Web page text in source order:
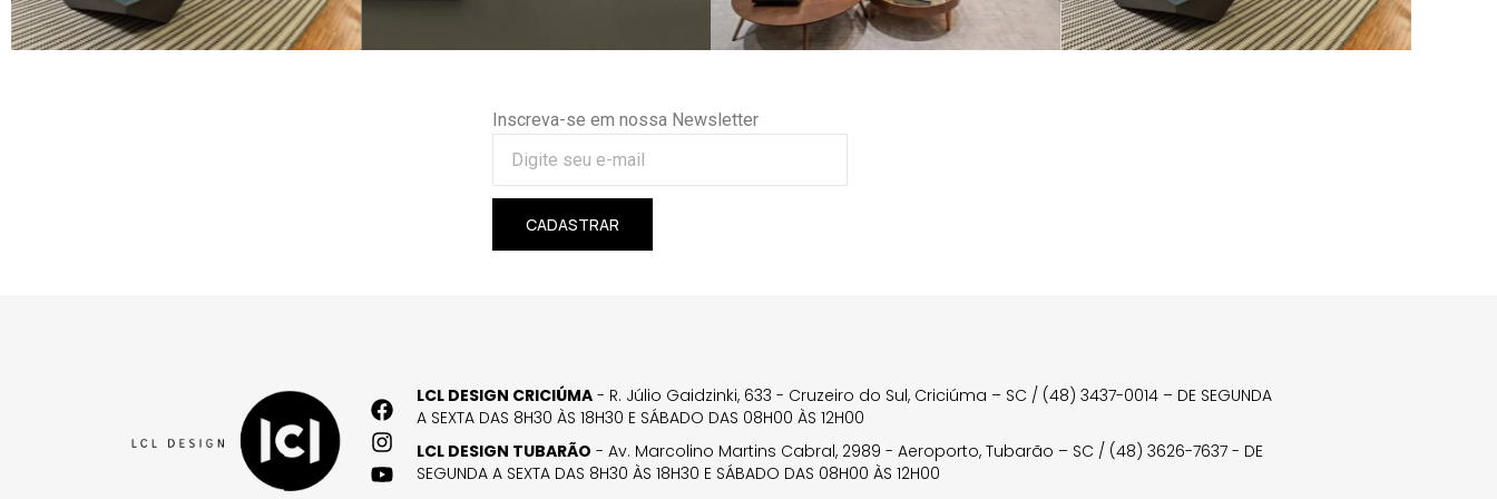
Inscreva-se em nossa Newsletter
CADASTRAR
LCL DESIGN CRICIÚMA - R. Júlio Gaidzinki, 633 - Cruzeiro do Sul, Criciúma – SC / (48) 3437-0014 – DE SEGUNDA
A SEXTA DAS 8H30 ÀS 18H30 E SÁBADO DAS 08H00 ÀS 12H00
LCL DESIGN TUBARÃO - Av. Marcolino Martins Cabral, 2989 - Aeroporto, Tubarão – SC / (48) 3626-7637 - DE
SEGUNDA A SEXTA DAS 8H30 ÀS 18H30 E SÁBADO DAS 08H00 ÀS 12H00